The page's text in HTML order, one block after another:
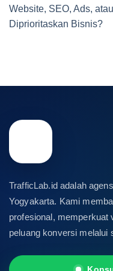
Website, SEO, Ads,
Diprioritaskan Bisnis?
TrafficLab.id adalah
Yogyakarta. Kami
profesional, memperkuat
peluang konversi melalui